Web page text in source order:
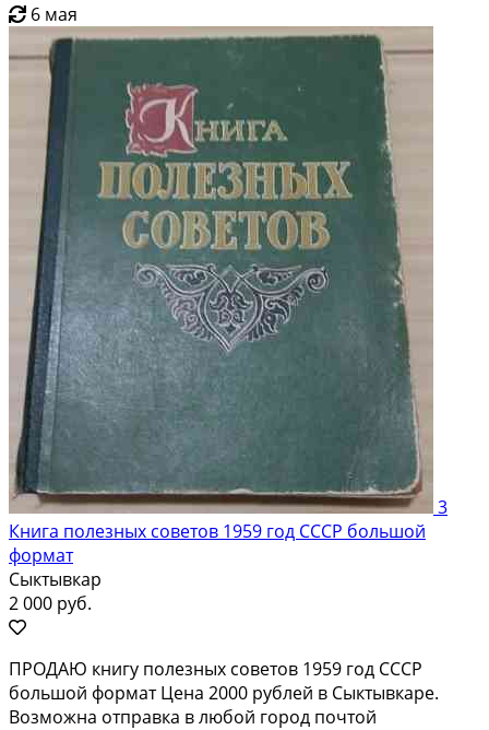
6 мая
3
Книга полезных советов 1959 год СССР большой
формат
Сыктывкар
2 000 руб.
ПРОДАЮ книгу полезных советов 1959 год СССР
большой формат Цена 2000 рублей в Сыктывкаре.
Возможна отправка в любой город почтой